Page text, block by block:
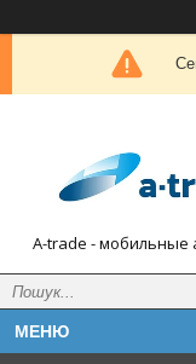
A-trade - мобильные